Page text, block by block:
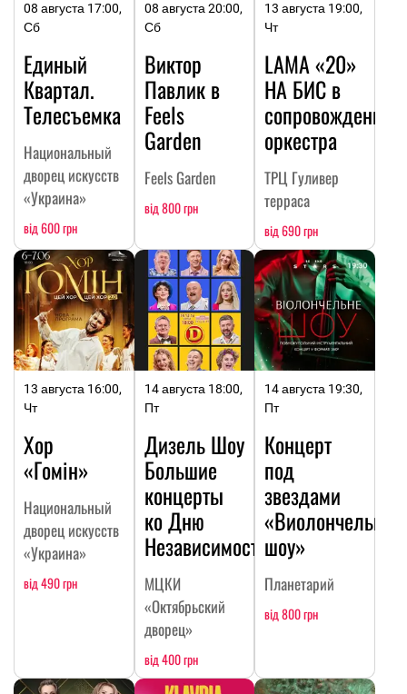
08 августа 17:00,
Сб
Единый
Квартал.
Телесъемка
Национальный
дворец искусств
«Украина»
від 600 грн
08 августа 20:00,
Сб
Виктор
Павлик в
Feels
Garden
Feels Garden
від 800 грн
13 августа 19:00,
Чт
LAMA «20»
НА БИC в
сопровождении
оркестра
ТРЦ Гуливер
терраса
від 690 грн
13 августа 16:00,
Чт
Хор
«Гомін»
Национальный
дворец искусств
«Украина»
від 490 грн
14 августа 18:00,
Пт
Дизель Шоу
Большие
концерты
ко Дню
Независимости
МЦКИ
«Октябрьский
дворец»
від 400 грн
14 августа 19:30,
Пт
Концерт
под
звездами
«Виолончельное
шоу»
Планетарий
від 800 грн